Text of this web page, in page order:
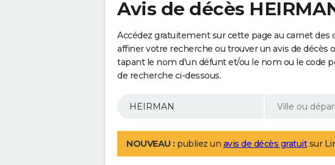
Avis de décès
Accédez gratuitement sur cette page au carnet des
affiner votre recherche ou trouver un avis de décès
tapant le nom d'un défunt et/ou le nom ou le code
de recherche ci-dessous.
NOUVEAU : publiez un avis de décès gratuitsur